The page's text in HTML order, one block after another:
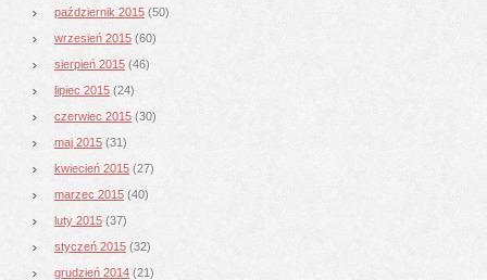
październik 2015 (50)
wrzesień 2015 (60)
sierpień 2015 (46)
lipiec 2015 (24)
czerwiec 2015 (30)
maj 2015 (31)
kwiecień 2015 (27)
marzec 2015 (40)
luty 2015 (37)
styczeń 2015 (32)
grudzień 2014 (21)